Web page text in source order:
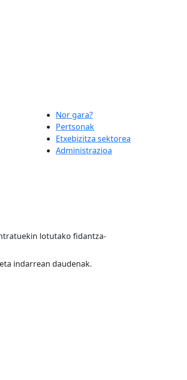
Nor gara?
Pertsonak
Etxebizitza sektorea
Administrazioa
lotutako fidantza-
indarrean daudenak.